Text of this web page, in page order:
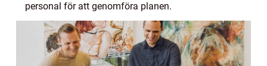
personal för att genomföra planen.